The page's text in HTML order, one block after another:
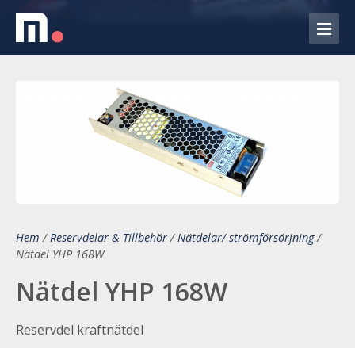
Hem /Reservdelar & Tillbehör/Nätdelar/ strömförsörjning/
Nätdel YHP 168W
Nätdel YHP 168W
Reservdel kraftnätdel